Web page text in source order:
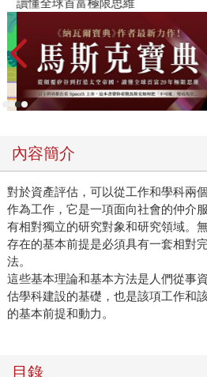
內容簡介
對於資產評估，可以從工作和學科兩
作為工作，它是一項面向社會的仲介
有相對獨立的研究對象和研究領域。
存在的基本前提是必須具有一套相對
法。
這些基本理論和基本方法是人們從事
估學科建設的基礎，也是該項工作和
的基本前提和動力。
目錄